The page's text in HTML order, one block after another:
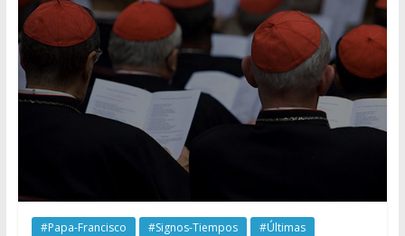
#Papa-Francisco #Signos-Tiempos #Últimas